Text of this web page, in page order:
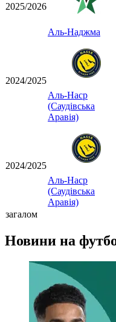
2025/2026
Аль-Наджма
2024/2025
Аль-Наср
(Саудівська
Аравія)
2024/2025
Аль-Наср
(Саудівська
Аравія)
загалом
Новини на